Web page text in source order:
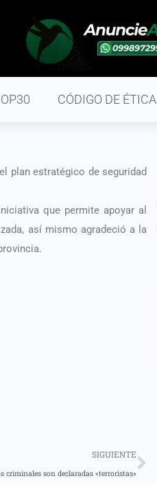
CÓDIGO DE ÉTICA
plan estratégico de seguridad
que permite apoyar al
así mismo agradeció a la
SIGUIENTE
criminales son declaradas «terroristas»